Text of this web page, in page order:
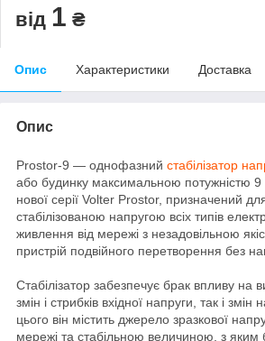
від 1 ₴
Опис Характеристики Доставка
Опис
Prostor-9 — однофазний стабілізатор
або будинку максимальною потужністю 9
нової серії Volter Prostor, призначений
стабілізованою напругою всіх типів
живлення від мережі з незадовільною
пристрій подвійного перетворення без
Стабілізатор забезпечує брак впливу на
змін і стрибків вхідної напруги, так і
цього він містить джерело зразкової
мережі та стабільною величиною, з яким